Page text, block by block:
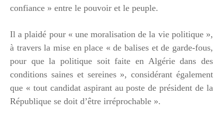
confiance » entre le pouvoir et le peuple.
Il a plaidé pour « une moralisation de la vie politique »,
à travers la mise en place « de balises et de garde-fous,
pour que la politique soit faite en Algérie dans des
conditions saines et sereines », considérant également
que « tout candidat aspirant au poste de président de la
République se doit d’être irréprochable ».